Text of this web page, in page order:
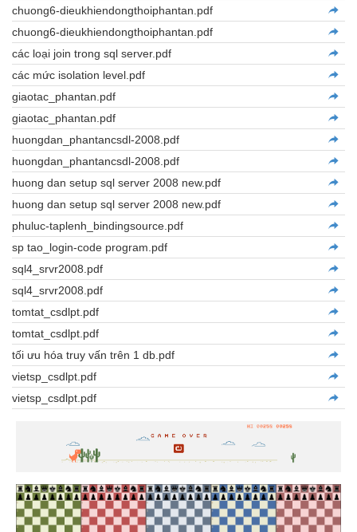
chuong6-dieukhiendongthoiphantan.pdf
chuong6-dieukhiendongthoiphantan.pdf
các loại join trong sql server.pdf
các mức isolation level.pdf
giaotac_phantan.pdf
giaotac_phantan.pdf
huongdan_phantancsdl-2008.pdf
huongdan_phantancsdl-2008.pdf
huong dan setup sql server 2008 new.pdf
huong dan setup sql server 2008 new.pdf
phuluc-taplenh_bindingsource.pdf
sp tao_login-code program.pdf
sql4_srvr2008.pdf
sql4_srvr2008.pdf
tomtat_csdlpt.pdf
tomtat_csdlpt.pdf
tối ưu hóa truy vấn trên 1 db.pdf
vietsp_csdlpt.pdf
vietsp_csdlpt.pdf